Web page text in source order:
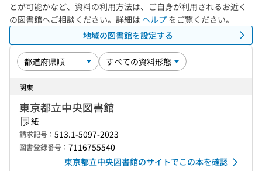
とが可能かなど、資料の利用方法は、ご自身が利用されるお近く
の図書館へご相談ください。詳細は ヘルプ をご覧ください。
地域の図書館を設定する
関東
東京都立中央図書館
紙
請求記号： 513.1-5097-2023
図書登録番号： 7116755540
東京都立中央図書館のサイトでこの本を確認